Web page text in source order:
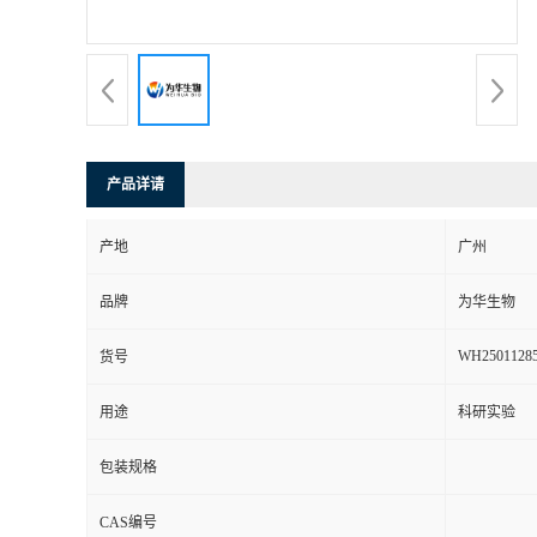
产品详请
产地 广州
品牌 为华生物
货号
用途 科研实验
包装规格
CAS编号